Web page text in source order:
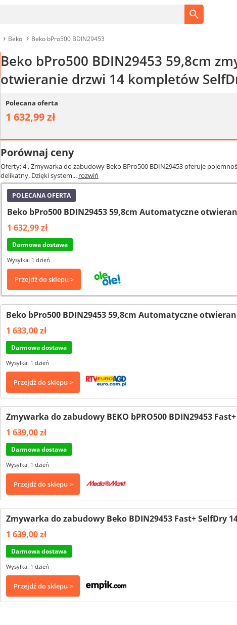
Beko Beko bPro500 BDIN29453
Beko bPro500 BDIN29453 59,8cm
otwieranie drzwi 14 kompletów
Polecana oferta
1 632,99 zł
Porównaj ceny
Oferty: 4, Zmywarka do zabudowy Beko BPro500 BDIN29453 oferuje
delikatny. Dzięki system... rozwiń
POLECANA OFERTA
Beko bPro500 BDIN29453 59,8cm Automatyczne
1 632,99 zł
Darmowa dostawa
Wysyłka: 1 dzień
Przejdź do sklepu >
Beko bPro500 BDIN29453 59,8cm Automatyczne
1 633,00 zł
Darmowa dostawa
Wysyłka: 1 dzień
Przejdź do sklepu >
Zmywarka do zabudowy BEKO bPRO500 BDIN29453
1 639,00 zł
Darmowa dostawa
Wysyłka: 1 dzień
Przejdź do sklepu >
Zmywarka do zabudowy Beko BDIN29453 Fast+ SelfDry
1 639,00 zł
Darmowa dostawa
Wysyłka: 1 dzień
Przejdź do sklepu >